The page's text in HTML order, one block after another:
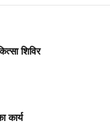
शिविर
कार्य